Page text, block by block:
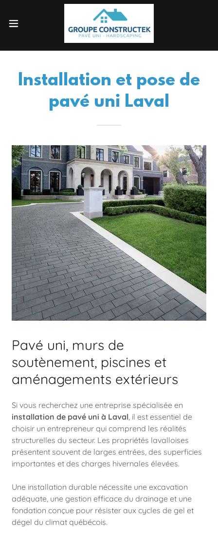
Installation et pose de
pavé uni Laval
Pavé uni, murs de
soutènement, piscines et
aménagements extérieurs
Si vous recherchez une entreprise spécialisée en
installation de pavé uni à Laval, il est essentiel de
choisir un entrepreneur qui comprend les réalités
structurelles du secteur. Les propriétés lavalloises
présentent souvent de larges entrées, des superficies
importantes et des charges hivernales élevées.
Une installation durable nécessite une excavation
adéquate, une gestion efficace du drainage et une
fondation conçue pour résister aux cycles de gel et
dégel du climat québécois.